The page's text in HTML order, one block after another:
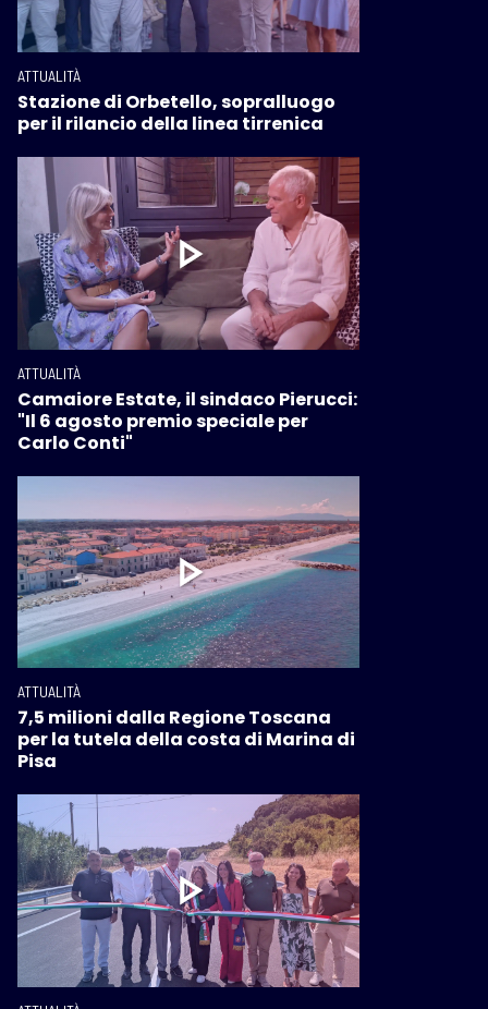
ATTUALITÀ
Stazione di Orbetello, sopralluogo
per il rilancio della linea tirrenica
ATTUALITÀ
Camaiore Estate, il sindaco Pierucci:
"Il 6 agosto premio speciale per
Carlo Conti"
ATTUALITÀ
7,5 milioni dalla Regione Toscana
per la tutela della costa di Marina di
Pisa